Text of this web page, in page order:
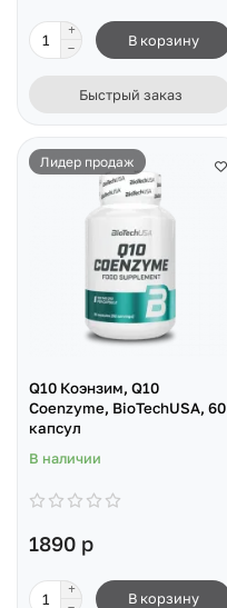
В корзину
Быстрый заказ
Лидер продаж
Q10 Коэнзим, Q10
Coenzyme, BioTechUSA, 60
капсул
В наличии
1890 р
В корзину